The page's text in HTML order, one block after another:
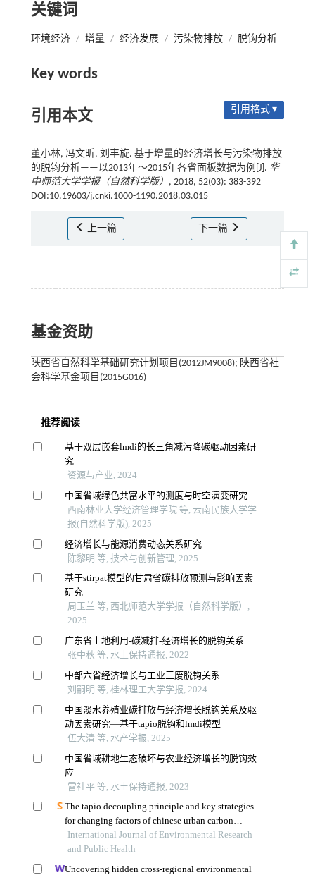
关键词
环境经济 / 增量 / 经济发展 / 污染物排放 / 脱钩分析
Key words
引用本文 引用格式 ▾
董小林, 冯文昕, 刘丰旋. 基于增量的经济增长与污染物排放
的脱钩分析——以2013年～2015年各省面板数据为例[J]. 华
中师范大学学报（自然科学版） , 2018, 52(03): 383-392
DOI:10.19603/j.cnki.1000-1190.2018.03.015
上一篇 下一篇
基金资助
陕西省自然科学基础研究计划项目(2012JM9008); 陕西省社
会科学基金项目(2015G016)